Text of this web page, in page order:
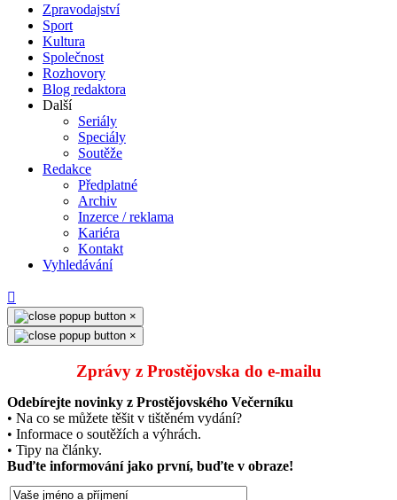
Zpravodajství
Sport
Kultura
Společnost
Rozhovory
Blog redaktora
Další
Seriály
Speciály
Soutěže
Redakce
Předplatné
Archiv
Inzerce / reklama
Kariéra
Kontakt
Vyhledávání
×
×
Zprávy z Prostějovska do e‑mailu
Odebírejte novinky z Prostějovského Večerníku
• Na co se můžete těšit v tištěném vydání?
• Informace o soutěžích a výhrách.
• Tipy na články.
Buďte informování jako první, buďte v obraze!